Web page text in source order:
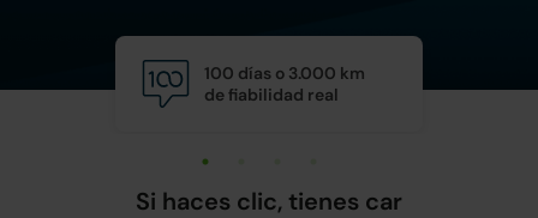
100 días o 3.000 km
de fiabilidad real
y
Si haces clic, tienes car